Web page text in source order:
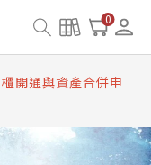
0
題
開通與資產合併申
明及資產合併結果
併與書櫃開通申請